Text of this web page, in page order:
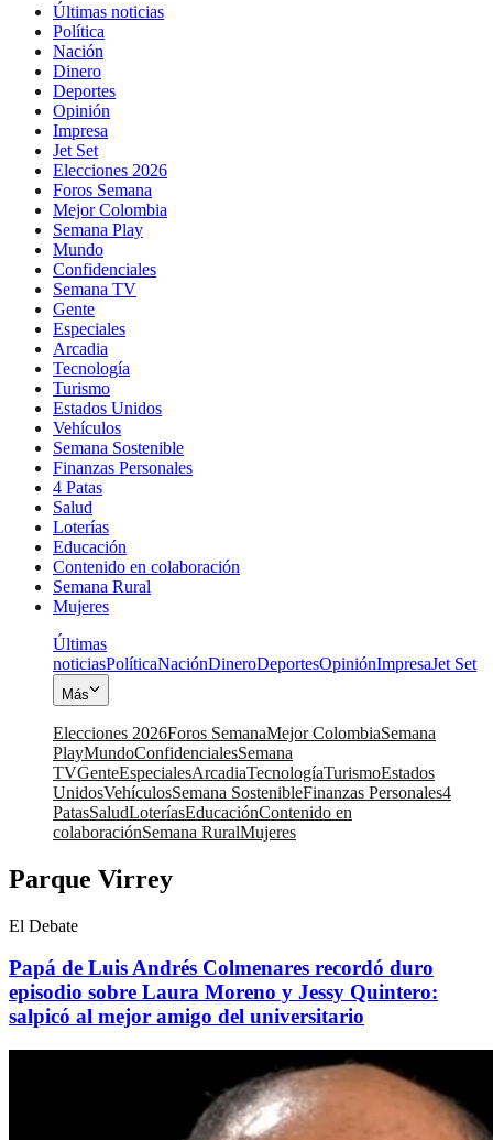
Últimas noticias
Política
Nación
Dinero
Deportes
Opinión
Impresa
Jet Set
Elecciones 2026
Foros Semana
Mejor Colombia
Semana Play
Mundo
Confidenciales
Semana TV
Gente
Especiales
Arcadia
Tecnología
Turismo
Estados Unidos
Vehículos
Semana Sostenible
Finanzas Personales
4 Patas
Salud
Loterías
Educación
Contenido en colaboración
Semana Rural
Mujeres
Últimas
noticiasPolíticaNaciónDineroDeportesOpiniónImpresaJet Set
Más
Elecciones 2026Foros SemanaMejor ColombiaSemana
PlayMundoConfidencialesSemana
TVGenteEspecialesArcadiaTecnologíaTurismoEstados
UnidosVehículosSemana SostenibleFinanzas Personales4
PatasSaludLoteríasEducaciónContenido en
colaboraciónSemana RuralMujeres
Parque Virrey
El Debate
Papá de Luis Andrés Colmenares recordó duro
episodio sobre Laura Moreno y Jessy Quintero:
salpicó al mejor amigo del universitario